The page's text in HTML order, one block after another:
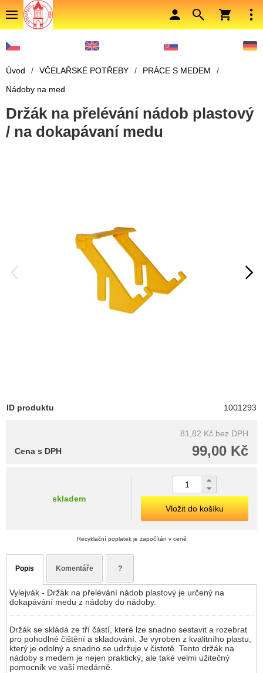
Úvod / VČELAŘSKÉ POTŘEBY / PRÁCE S MEDEM
/
Nádoby na med
Držák na přelévání nádob plastový
/ na dokapávaní medu
ID produktu 1001293
81,82 Kč bez DPH
99,00 Kč
Cena s DPH
skladem
Vložit do košíku
Recyklační poplatek je započítán v ceně
Popis Komentáře ?
Vylejvák - Držák na přelévání nádob plastový je určený na
dokapávání medu z nádoby do nádoby.
Držák se skládá ze tří částí, které lze snadno sestavit a rozebrat
pro pohodlné čištění a skladování. Je vyroben z kvalitního plastu,
který je odolný a snadno se udržuje v čistotě. Tento držák na
nádoby s medem je nejen praktický, ale také velmi užitečný
pomocník ve vaší medárně.